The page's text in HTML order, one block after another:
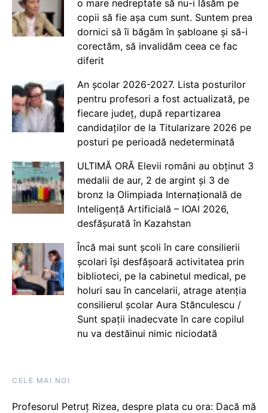
o mare nedreptate să nu-i lăsăm pe
copii să fie așa cum sunt. Suntem prea
dornici să îi băgăm în șabloane și să-i
corectăm, să invalidăm ceea ce fac
diferit
An școlar 2026-2027. Lista posturilor
pentru profesori a fost actualizată, pe
fiecare județ, după repartizarea
candidaților de la Titularizare 2026 pe
posturi pe perioadă nedeterminată
ULTIMĂ ORĂ Elevii români au obținut 3
medalii de aur, 2 de argint și 3 de
bronz la Olimpiada Internațională de
Inteligență Artificială – IOAI 2026,
desfășurată în Kazahstan
Încă mai sunt școli în care consilierii
școlari își desfășoară activitatea prin
biblioteci, pe la cabinetul medical, pe
holuri sau în cancelarii, atrage atenția
consilierul școlar Aura Stănculescu /
Sunt spații inadecvate în care copilul
nu va destăinui nimic niciodată
CELE MAI NOI
Profesorul Petruț Rizea, despre plata cu ora: Dacă mă